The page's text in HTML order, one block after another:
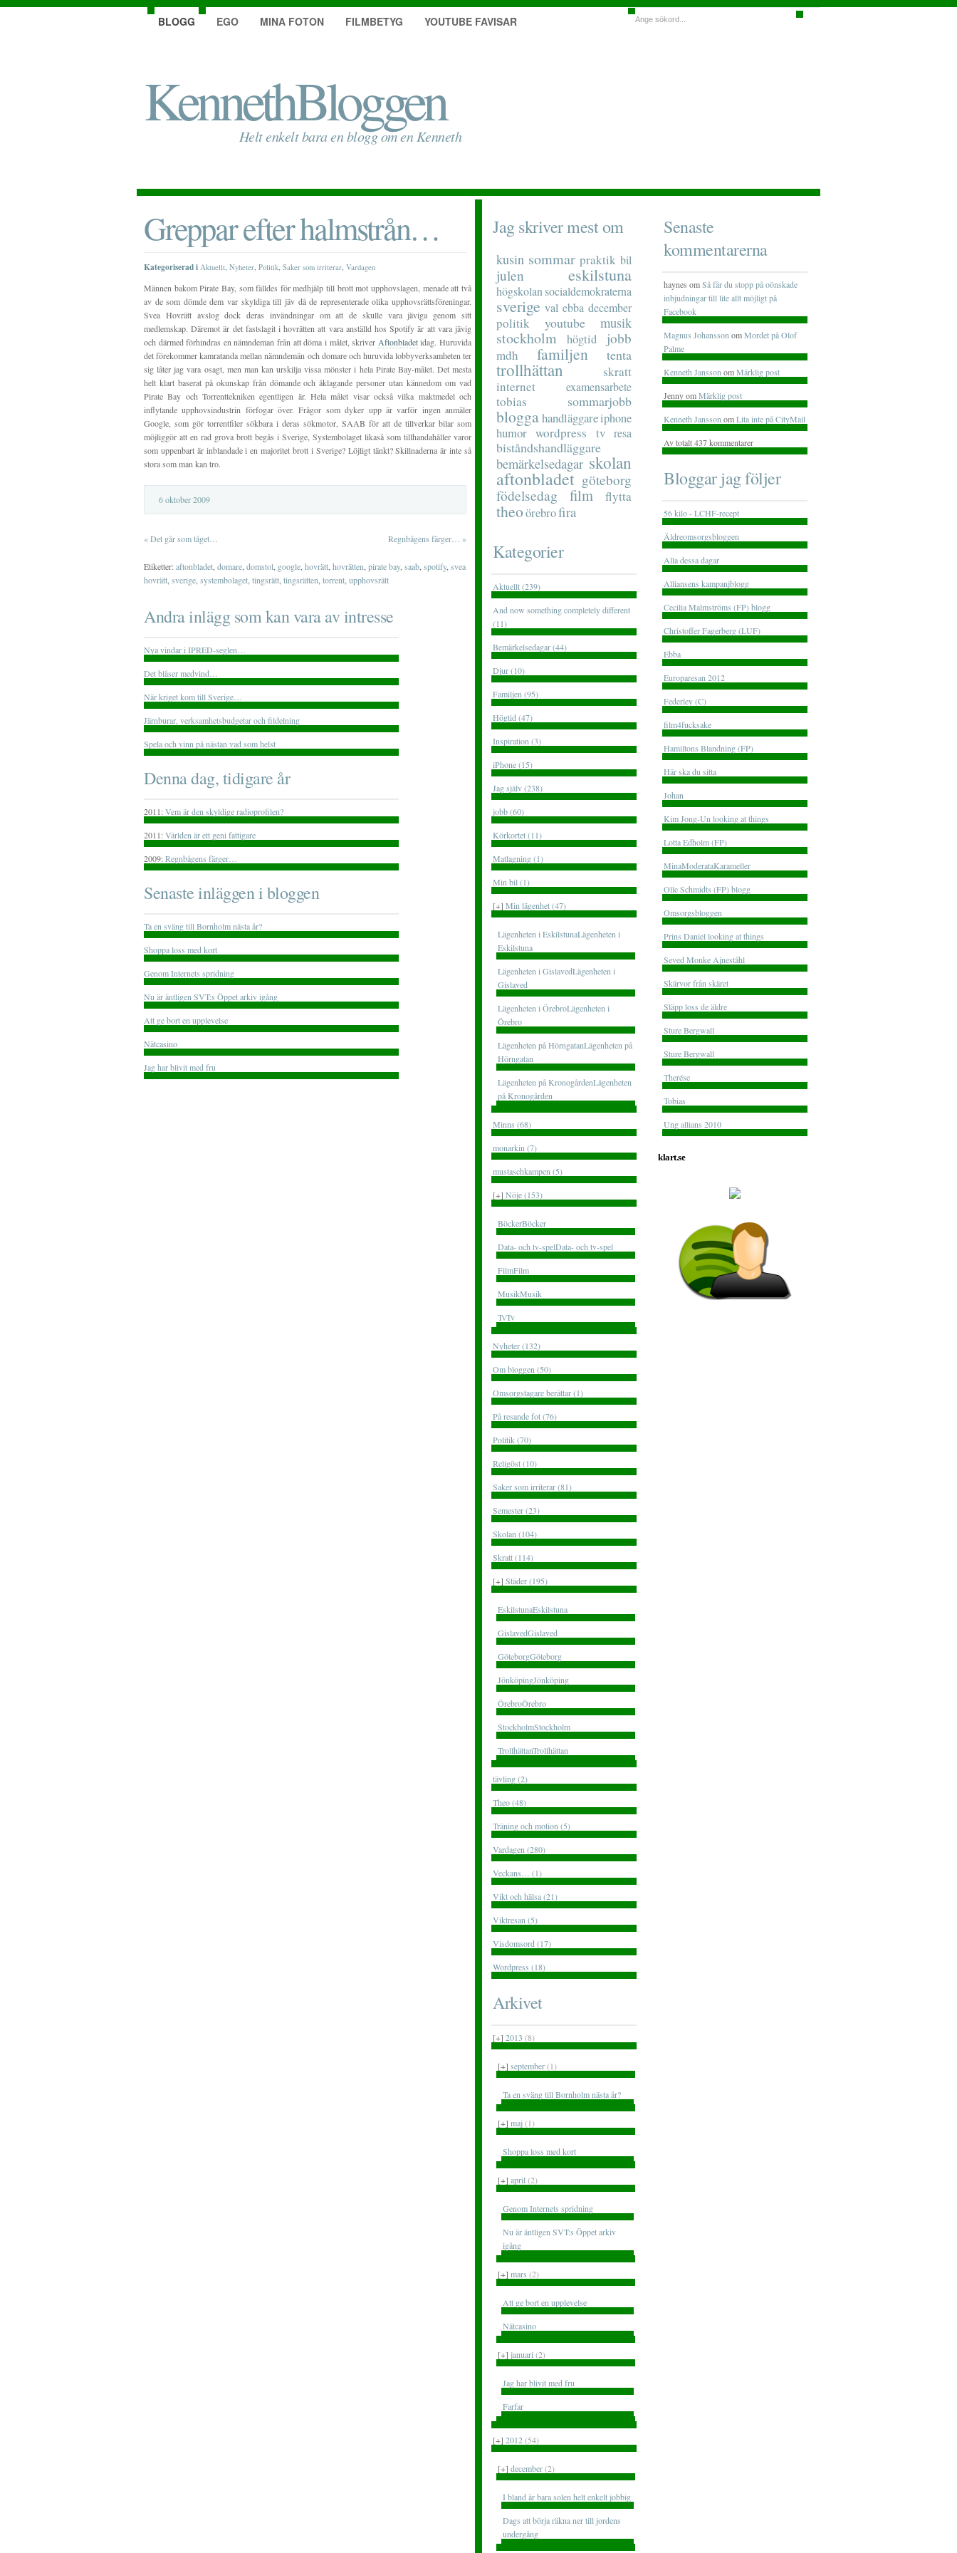
KennethBloggen
Helt enkelt bara en blogg om en Kenneth
BLOGG EGO MINA FOTON FILMBETYG YOUTUBE FAVISAR
Greppar efter halmstrån…
Kategoriserad i Aktuellt, Nyheter, Politik, Saker som irriterar, Vardagen
Männen bakom Pirate Bay, som fälldes för medhjälp till brott mot upphovslagen, menade att två
av de som dömde dem var skyldiga till jäv då de representerade olika upphovsrättsföreningar.
Svea Hovrätt avslog dock deras invändningar om att de skulle vara jäviga genom sitt
medlemskap. Däremot är det fastslagit i hovrätten att vara anställd hos Spotify är att vara jävig
och därmed förhindras en nämndeman från att döma i målet, skriver Aftonbladetidag. Huruvida
det förekommer kamratanda mellan nämndemän och domare och huruvida lobbyverksamheten ter
sig låter jag vara osagt, men man kan urskilja vissa mönster i hela Pirate Bay-målet. Det mesta
helt klart baserat på okunskap från dömande och åklagande personer utan kännedom om vad
Pirate Bay och Torrenttekniken egentligen är. Hela målet visar också vilka maktmedel och
inflytande upphovsindustrin förfogar över. Frågor som dyker upp är varför ingen anmäler
Google, som gör torrentfiler sökbara i deras sökmotor, SAAB för att de tillverkar bilar som
möjliggör att en rad grova brott begås i Sverige, Systembolaget likaså som tillhandahåller varor
som uppenbart är inblandade i en majoritet brott i Sverige? Löjligt tänkt? Skillnaderna är inte så
stora som man kan tro.
6 oktober 2009
«Det går som tåget… Regnbågens färger… »
Etiketter:aftonbladet domare domstol google hovrätt hovrätten pirate bay, saab spotify, svea
hovrätt sverige systembolaget tingsrätt tingsrätten torrent upphovsrätt
Andra inlägg som kan vara av intresse
Nya vindar i IPRED-seglen…
Det blåser medvind…
När kriget kom till Sverige…
Järnburar, verksamhetsbudgetar och fildelning
Spela och vinn på nästan vad som helst
Denna dag, tidigare år
2011:Vem är den skyldige radioprofilen?
2011:Världen är ett geni fattigare
2009:Regnbågens färger…
Senaste inläggen i bloggen
Ta en sväng till Bornholm nästa år?
Shoppa loss med kort
Genom Internets spridning
Nu är äntligen SVT:s Öppet arkiv igång
Att ge bort en upplevelse
Nätcasino
Jag har blivit med fru
Jag skriver mest om
kusin sommar praktik bil
julen eskilstuna
högskolan socialdemokraterna
sverige val ebba december
politik youtube musik
stockholm högtid jobb
mdh familjen tenta
trollhättan
skratt
internet
examensarbete
tobias sommarjobb
bloggahandläggareiphone
humor wordpress tv resa
biståndshandläggare
bemärkelsedagar skolan
aftonbladet göteborg
födelsedag film flytta
theoörebrofira
Kategorier
Aktuellt (239)
And now something completely different
(11)
Bemärkelsedagar (44)
Djur (10)
Familjen (95)
Högtid (47)
Inspiration (3)
iPhone (15)
Jag själv (238)
jobb (60)
Körkortet (11)
Matlagning (1)
Min bil (1)
[+] Min lägenhet (47)
Lägenheten i EskilstunaLägenheten i
Eskilstuna
Lägenheten i GislavedLägenheten i
Gislaved
Lägenheten i ÖrebroLägenheten i
Örebro
Lägenheten på HörngatanLägenheten på
Hörngatan
Lägenheten på KronogårdenLägenheten
på Kronogården
Minns (68)
monarkin (7)
mustaschkampen (5)
[+] Nöje (153)
BöckerBöcker
Data- och tv-spelData- och tv-spel
FilmFilm
MusikMusik
TvTv
Nyheter (132)
Om bloggen (50)
Omsorgstagare berättar (1)
På resande fot (76)
Politik (70)
Religöst (10)
Saker som irriterar (81)
Semester (23)
Skolan (104)
Skratt (114)
[+] Städer (195)
EskilstunaEskilstuna
GislavedGislaved
GöteborgGöteborg
JönköpingJönköping
ÖrebroÖrebro
StockholmStockholm
TrollhättanTrollhättan
tävling (2)
Theo (48)
Träning och motion (5)
Vardagen (280)
Veckans… (1)
Vikt och hälsa (21)
Viktresan (5)
Visdomsord (17)
Wordpress (18)
Arkivet
[+] 2013 (8)
[+] september(1)
Ta en sväng till Bornholm nästa år?
[+] maj(1)
Shoppa loss med kort
[+] april (2)
Genom Internets spridning
Nu är äntligen SVT:s Öppet arkiv
igång
[+] mars (2)
Att ge bort en upplevelse
Nätcasino
[+] januari (2)
Jag har blivit med fru
Farfar
[+] 2012(54)
[+] december(2)
I bland är bara solen helt enkelt jobbig
Dags att börja räkna ner till jordens
undergång
Senaste
kommentarerna
haynes omSå får du stopp på oönskade
inbjudningar till lite allt möjligt på
Facebook
Magnus Johansson omMordet på Olof
Palme
Kenneth Jansson omMärklig post
Jenny omMärklig post
Kenneth Jansson omLita inte på CityMail
Av totalt 437 kommentarer
Bloggar jag följer
56 kilo - LCHF-recept
Äldreomsorgsbloggen
Alla dessa dagar
Alliansens kampanjblogg
Cecilia Malmströms (FP) blogg
Christoffer Fagerberg (LUF)
Ebba
Europaresan 2012
Federley (C)
film4fucksake
Hamiltons Blandning (FP)
Här ska du sitta
Johan
Kim Jong-Un looking at things
Lotta Edholm (FP)
MinaModerataKarameller
Olle Schmidts (FP) blogg
Omsorgsbloggen
Prins Daniel looking at things
Seved Monke Ajneståhl
Skärvor från skäret
Släpp loss de äldre
Sture Bergwall
Sture Bergwall
Therése
Tobias
Ung allians 2010
klart.se